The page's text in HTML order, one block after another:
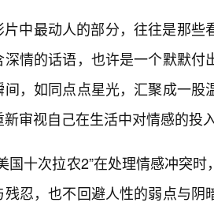
片中最动人的部分，往往是那
深情的话语，也许是一个默默
间，如同点点星光，汇聚成一
新审视自己在生活中对情感的投
国十次拉农2”在处理情感冲突
残忍，也不回避人性的弱点与